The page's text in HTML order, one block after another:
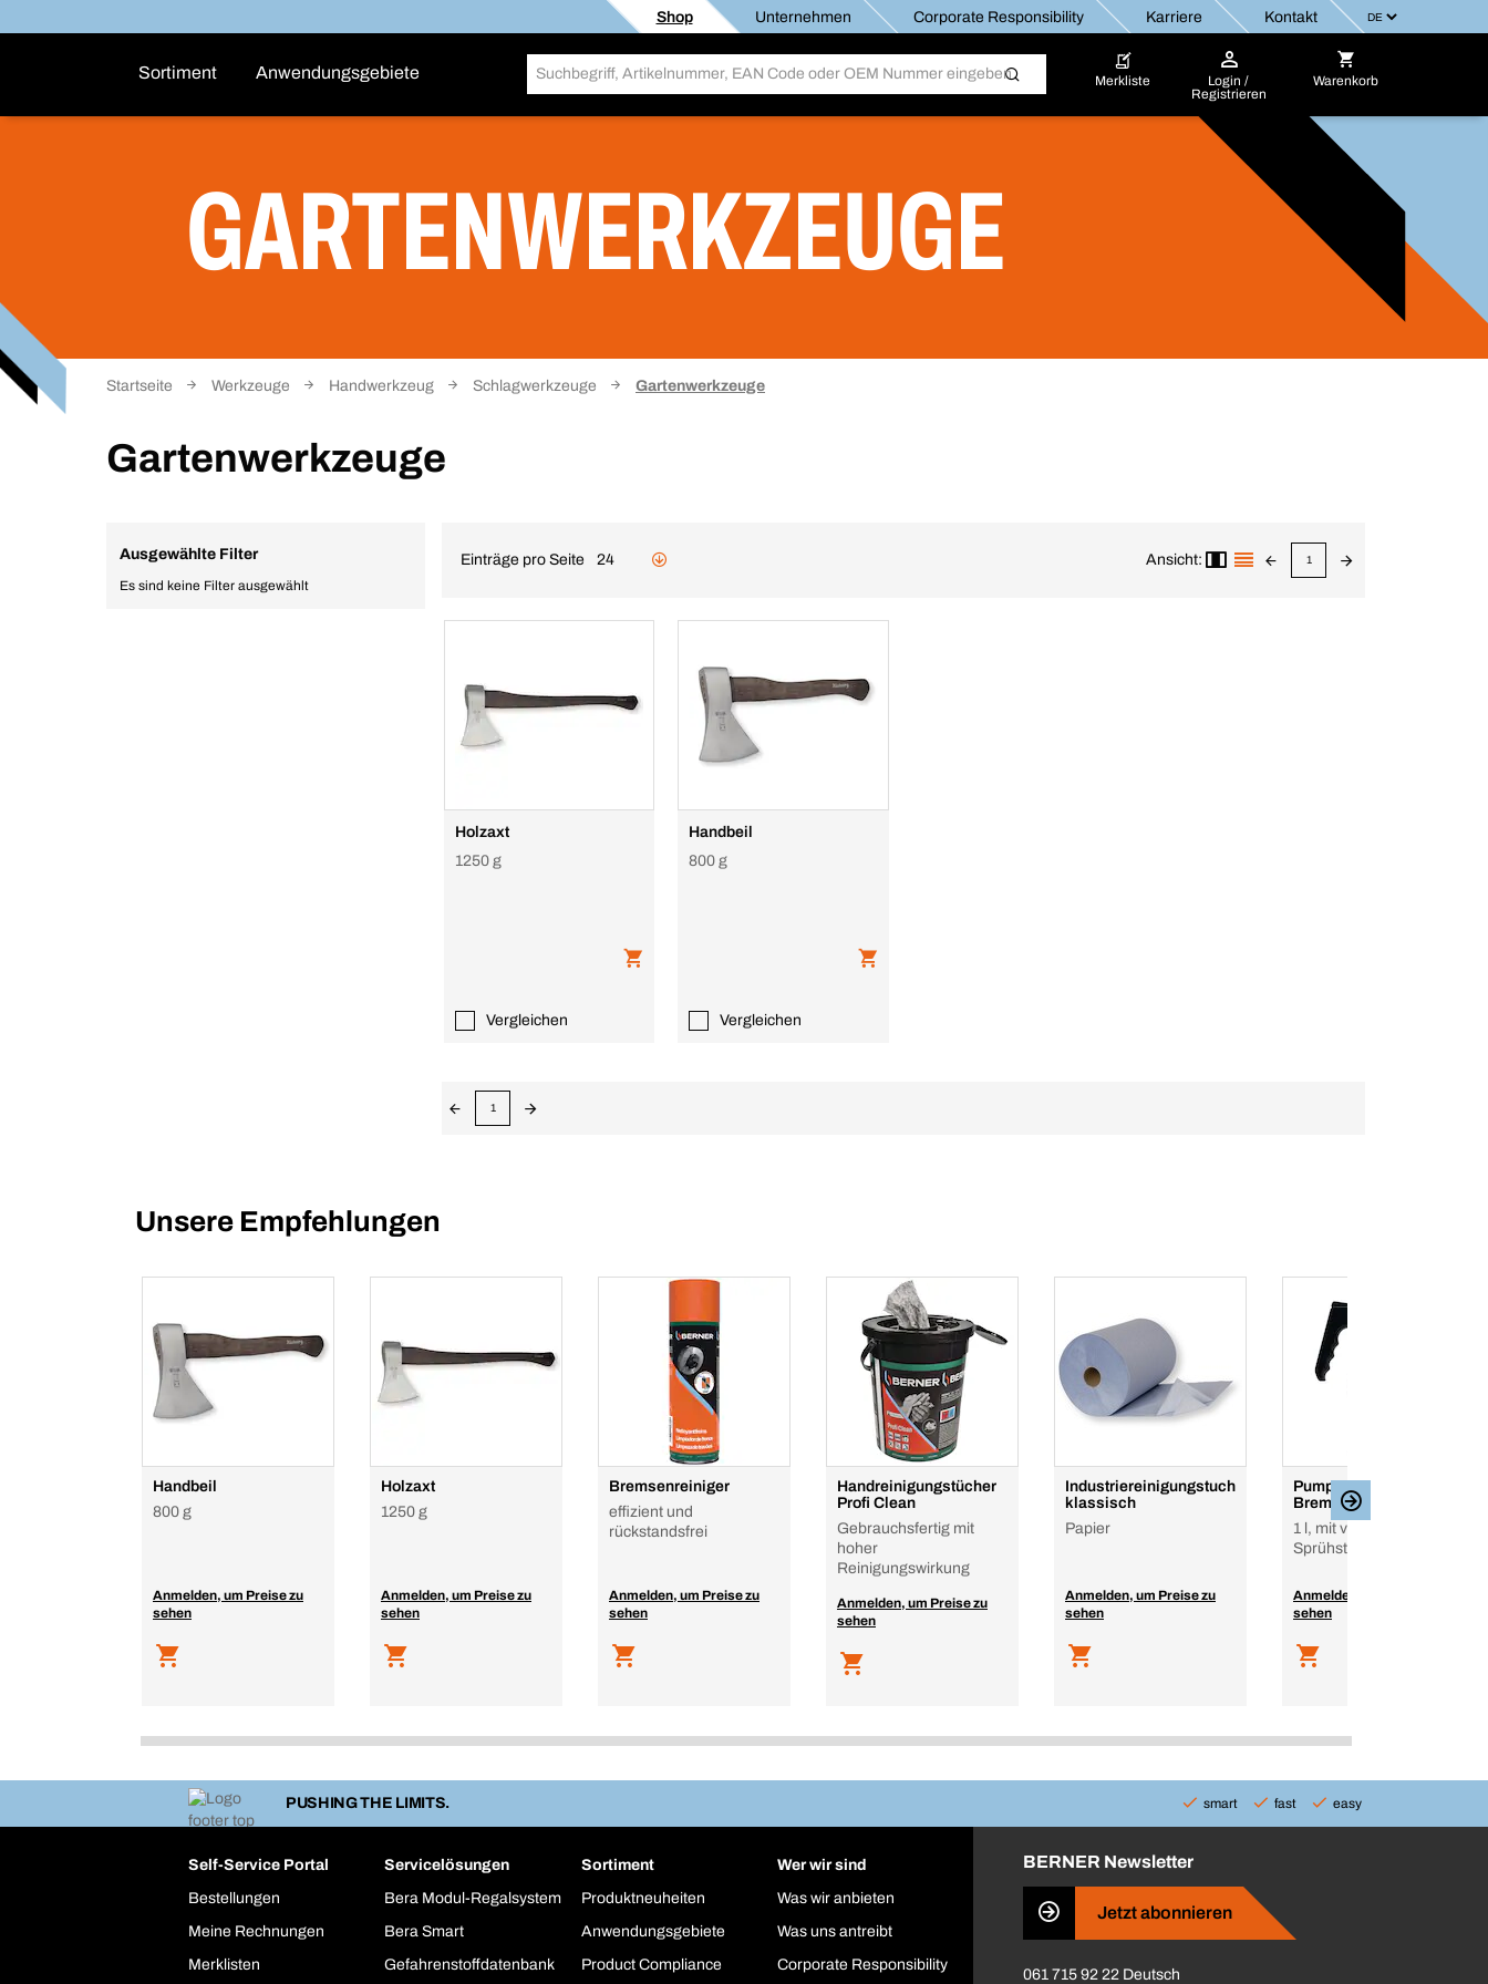
Shop Unternehmen Corporate Responsibility Karriere Kontakt
Sortiment Anwendungsgebiete Merkliste
Login /
Registrieren
Warenkorb
GARTENWERKZEUGE
Startseite Werkzeuge Handwerkzeug Schlagwerkzeuge Gartenwerkzeuge
Gartenwerkzeuge
Ausgewählte Filter
Es sind keine Filter ausgewählt
Einträge pro Seite 24 Ansicht: 1
Holzaxt
1250 g
Vergleichen
Handbeil
800 g
Vergleichen
1
Unsere Empfehlungen
Handbeil
800 g
Anmelden, um Preise zu
sehen
Holzaxt
1250 g
Anmelden, um Preise zu
sehen
Bremsenreiniger
effizient und
rückstandsfrei
Anmelden, um Preise zu
sehen
Handreinigungstücher
Profi Clean
Gebrauchsfertig mit
hoher
Reinigungswirkung
Anmelden, um Preise zu
sehen
Industriereinigungstuch
klassisch
Papier
Anmelden, um Preise zu
sehen
Pumpsprüh-
Bremsenreiniger
1 l, mit verstellbarem
Sprühstrahl
Anmelden, um Preise zu
sehen
PUSHING THE LIMITS. smart fast easy
Self-Service Portal
Bestellungen
Meine Rechnungen
Merklisten
Servicelösungen
Bera Modul-Regalsystem
Bera Smart
Gefahrenstoffdatenbank
Sortiment
Produktneuheiten
Anwendungsgebiete
Product Compliance
Wer wir sind
Was wir anbieten
Was uns antreibt
Corporate Responsibility
BERNER Newsletter
Jetzt abonnieren
061 715 92 22 Deutsch